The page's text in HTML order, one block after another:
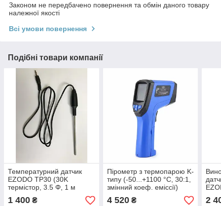
Законом не передбачено повернення та обмін даного товару
належної якості
Всі умови повернення
Подібні товари компанії
Температурний датчик
EZODO TP30 (30K
термістор, 3.5 Φ, 1 м
кабель)
1 400 ₴
Пірометр з термопарою K-
типу (-50...+1100 °С, 30:1,
змінний коеф. еміссії)
FLUR IR-834
4 520₴ 2